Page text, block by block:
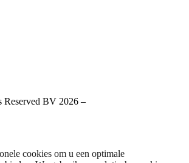
BV 2026 –
cookies om u een optimale